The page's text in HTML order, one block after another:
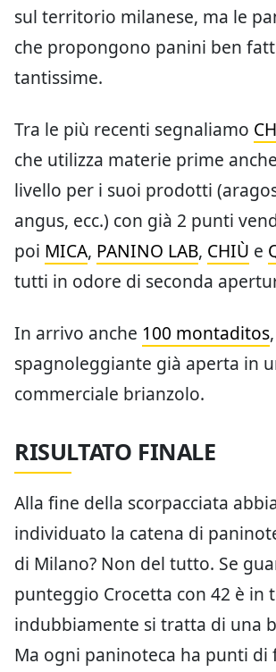
sul territorio milanese, ma le
che propongono panini ben
tantissime.
Tra le più recenti segnaliamo
che utilizza materie prime
livello per i suoi prodotti
angus, ecc.) con già 2 punti
poi MICA, PANINO LAB, CHIÙ e
tutti in odore di seconda
In arrivo anche 100 montaditos
spagnoleggiante già aperta in
commerciale brianzolo.
RISULTATO FINALE
Alla fine della scorpacciata
individuato la catena di
di Milano? Non del tutto. Se
punteggio Crocetta con 42 è in
indubbiamente si tratta di una
Ma ogni paninoteca ha punti di